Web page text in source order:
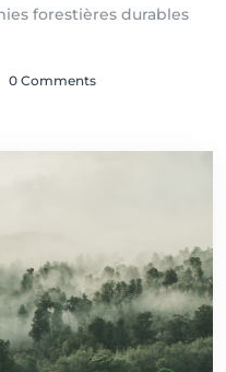
forestières durables
0 Comments